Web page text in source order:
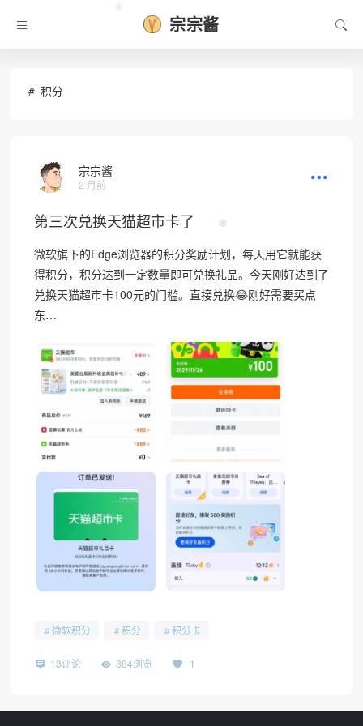
❆
宗宗酱
积分
宗宗酱
2 月前
第三次兑换天猫超市卡了
微软旗下的Edge浏览器的积分奖励计划，每天用它就能获
得积分，积分达到一定数量即可兑换礼品。今天刚好达到了
兑换天猫超市卡100元的门槛。直接兑换😂刚好需要买点
东…
微软积分 积分 积分卡
13评论 884浏览 1